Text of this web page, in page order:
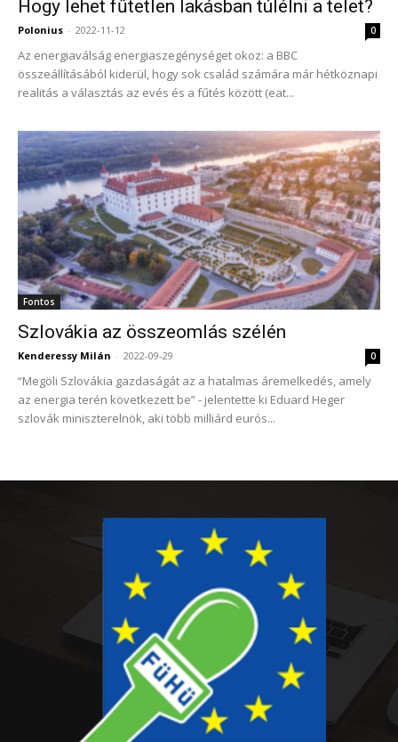
Hogy lehet fűtetlen lakásban túlélni a telet?
Polonius - 2022-11-12 0
Az energiaválság energiaszegénységet okoz: a BBC
összeállításából kiderül, hogy sok család számára már hétköznapi
realitás a választás az evés és a fűtés között (eat...
Fontos
Szlovákia az összeomlás szélén
Kenderessy Milán - 2022-09-29 0
“Megöli Szlovákia gazdaságát az a hatalmas áremelkedés, amely
az energia terén következett be” - jelentette ki Eduard Heger
szlovák miniszterelnök, aki több milliárd eurós...